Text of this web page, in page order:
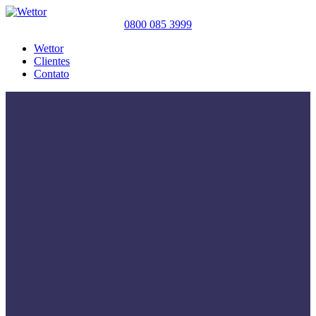
0800 085 3999
Wettor
Clientes
Contato